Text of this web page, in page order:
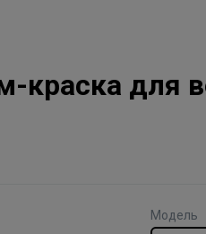
краска для
Модель